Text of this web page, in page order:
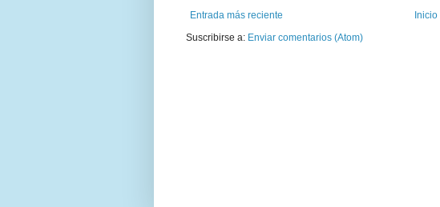
Entrada más reciente
Inicio
Suscribirse a: Enviar comentarios (Atom)